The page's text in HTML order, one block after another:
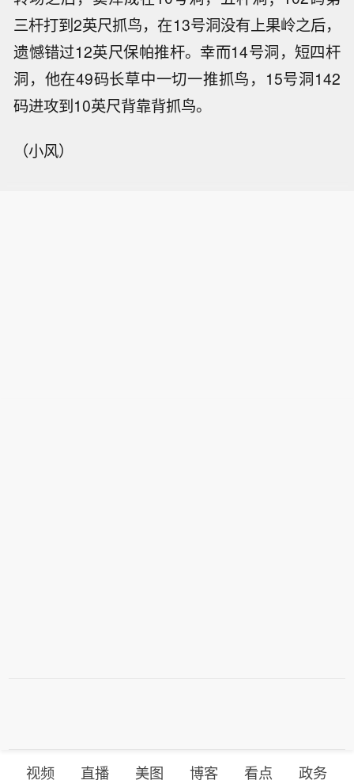
三杆打到2英尺抓鸟，在13号洞没有上果岭之后，
遗憾错过12英尺保帕推杆。幸而14号洞，短四杆
洞，他在49码长草中一切一推抓鸟，15号洞142
码进攻到10英尺背靠背抓鸟。
（小风）
视频 直播 美图 博客 看点 政务